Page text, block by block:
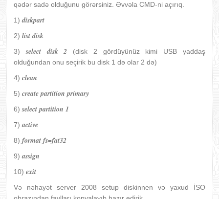
qədər sadə olduğunu görərsiniz. Əvvəla CMD-ni açırıq.
1)diskpart
2) list disk
3) select disk 2
(disk 2 gördüyünüz kimi USB yaddaş
olduğundan onu seçirik bu disk 1 də olar 2 də)
4) clean
5) create partition primary
6) select partition 1
7) active
8) format fs=fat32
9)assign
10) exit
Və nəhayət server 2008 setup diskinnen və yaxud İSO